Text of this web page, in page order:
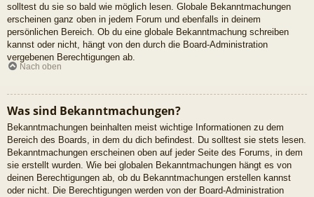
solltest du sie so bald wie möglich lesen. Globale Bekanntmachungen
erscheinen ganz oben in jedem Forum und ebenfalls in deinem
persönlichen Bereich. Ob du eine globale Bekanntmachung schreiben
kannst oder nicht, hängt von den durch die Board-Administration
vergebenen Berechtigungen ab.
Nach oben
Was sind Bekanntmachungen?
Bekanntmachungen beinhalten meist wichtige Informationen zu dem
Bereich des Boards, in dem du dich befindest. Du solltest sie stets lesen.
Bekanntmachungen erscheinen oben auf jeder Seite des Forums, in dem
sie erstellt wurden. Wie bei globalen Bekanntmachungen hängt es von
deinen Berechtigungen ab, ob du Bekanntmachungen erstellen kannst
oder nicht. Die Berechtigungen werden von der Board-Administration